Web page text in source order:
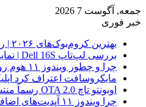
جمعه, آگوست 7 2026
خبر فوری
بهترین کروم‌بوک‌های ۲۰۲۶ | راهنمای خرید بر اساس تست واقعی
بررسی لپ‌تاپ Dell 16S | نمایشگر زیبا، عملکردی که انتظارش رو نداری
چرا و چطور ویندوز ۱۱ هوم رو به پرو آپگرید کنیم؟
مایکروسافت اعتراف کرد اپلیکیشن‌های ویندوز ۱۱ رم
اوبونتو تاچ OTA 2.0 رسماً منتشر شد پشتیبانی از گوشی‌ها و تبلت‌های لینوکسی بیشتر
چرا ویندوز ۱۱ آپدیت‌های اضافه نصب می‌کند؟ اگر این تنظیم را روشن کرده‌اید، مراقب باشید!